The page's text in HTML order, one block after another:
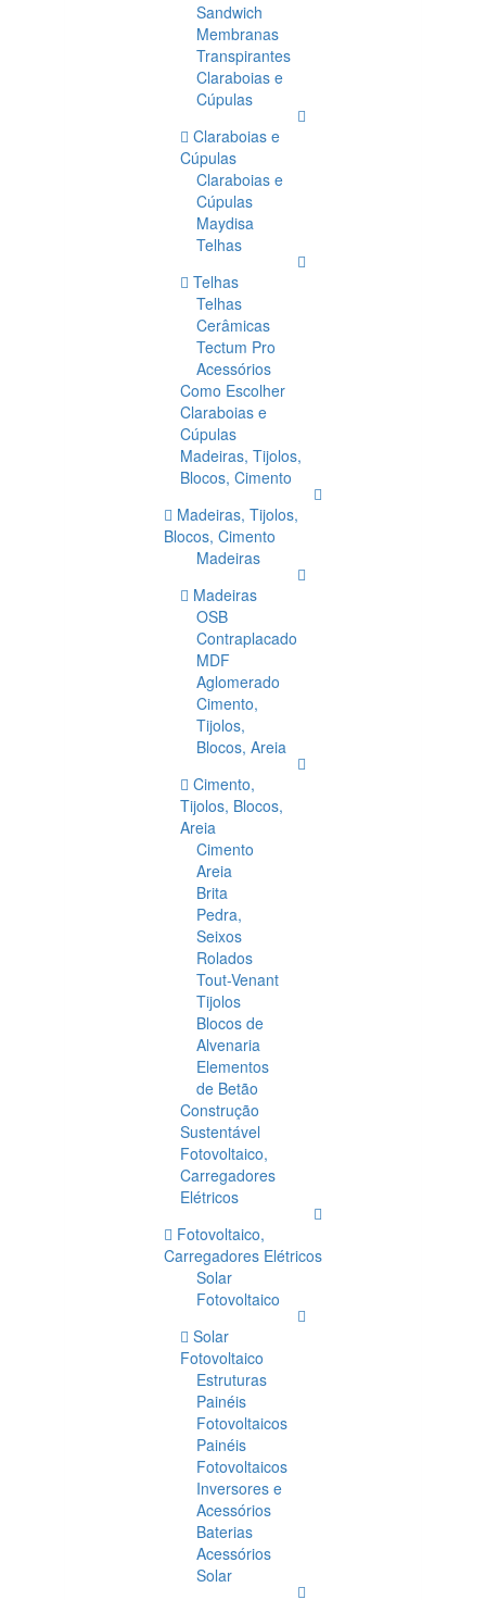
Sandwich
Membranas
Transpirantes
Claraboias e
Cúpulas
Claraboias e
Cúpulas
Claraboias e
Cúpulas
Maydisa
Telhas
Telhas
Telhas
Cerâmicas
Tectum Pro
Acessórios
Como Escolher
Claraboias e
Cúpulas
Madeiras, Tijolos,
Blocos, Cimento
Madeiras, Tijolos,
Blocos, Cimento
Madeiras
Madeiras
OSB
Contraplacado
MDF
Aglomerado
Cimento,
Tijolos,
Blocos, Areia
Cimento,
Tijolos, Blocos,
Areia
Cimento
Areia
Brita
Pedra,
Seixos
Rolados
Tout-Venant
Tijolos
Blocos de
Alvenaria
Elementos
de Betão
Construção
Sustentável
Fotovoltaico,
Carregadores
Elétricos
Fotovoltaico,
Carregadores Elétricos
Solar
Fotovoltaico
Solar
Fotovoltaico
Estruturas
Painéis
Fotovoltaicos
Painéis
Fotovoltaicos
Inversores e
Acessórios
Baterias
Acessórios
Solar